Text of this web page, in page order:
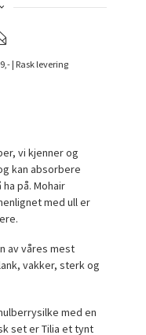
| Rask levering
vi kjenner og
kan absorbere
på. Mohair
med ull er
av våres mest
vakker, sterk og
med en
set er Tilia et tynt